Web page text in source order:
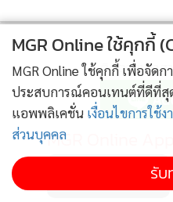
ติดตามข่าวส
MGR Online
MGR Online ใช้คุกกี้
MGR Online ใช้คุกกี้ เพื่อจัด
ประสบการณ์คอนเทนต์ที่ดีที่สุ
แอพพลิเคชั่น เงื่อนไขการใช้ง
ส่วนบุคคล
รับ